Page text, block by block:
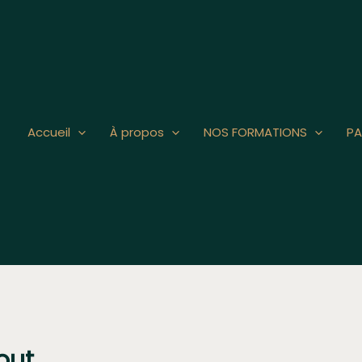
Accueil À propos NOS FORMATIONS